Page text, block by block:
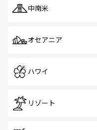
中南米
オセアニア
ハワイ
リゾート